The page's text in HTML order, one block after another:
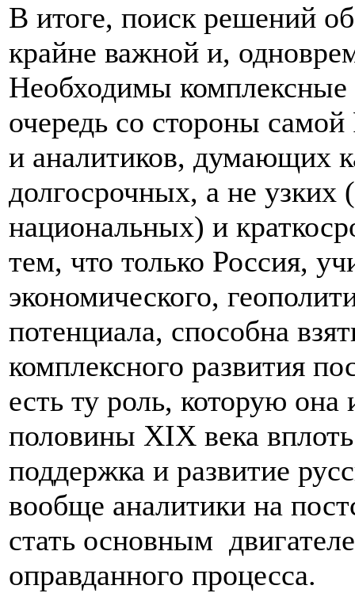
В итоге, поиск решений
крайне важной и,
Необходимы
очередь со стороны
и аналитиков, думающих
долгосрочных, а не узких
национальных) и
тем, что только Россия,
экономического,
потенциала, способна
комплексного развития
есть ту роль, которую она
половины XIX века
поддержка и развитие
вообще аналитики на
стать основным
оправданного процесса.